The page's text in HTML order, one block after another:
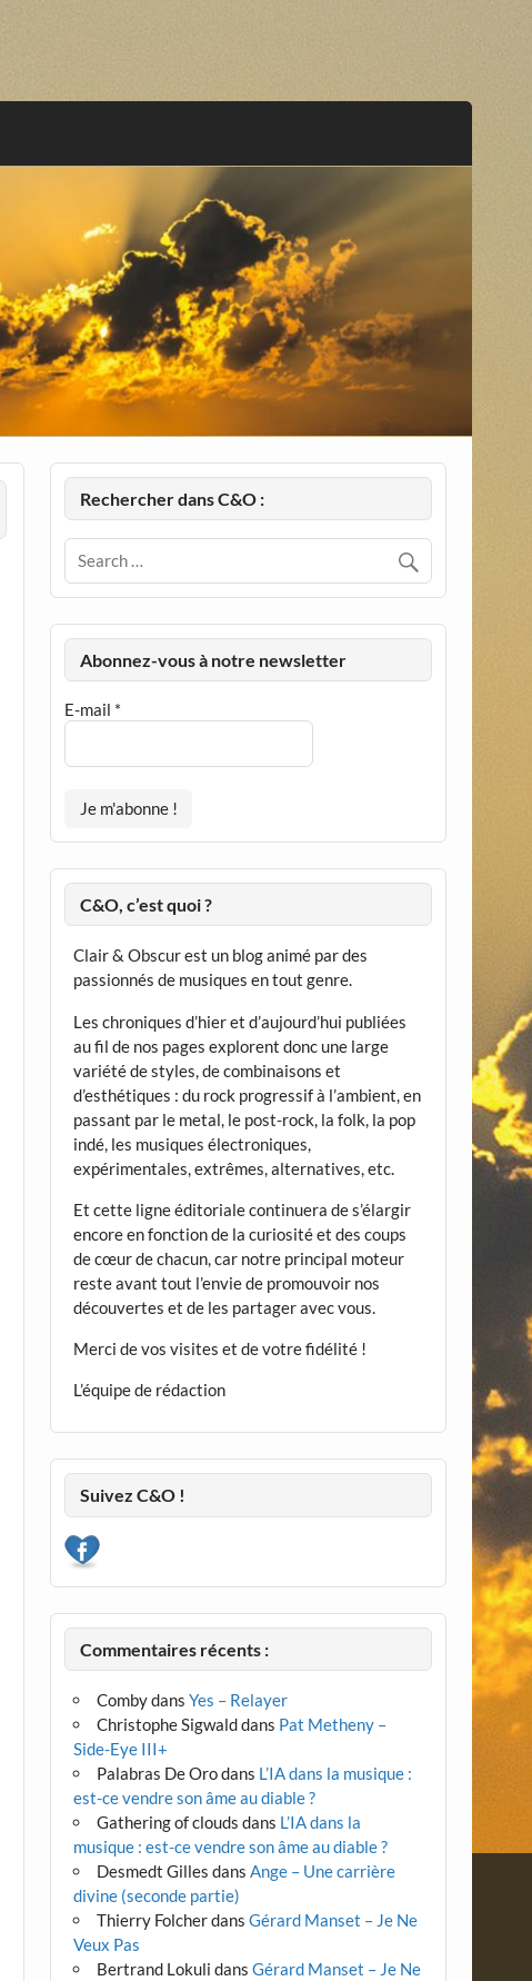
Rechercher dans C&O :
Abonnez-vous à notre newsletter
E-mail *
C&O, c’est quoi ?
Clair & Obscur est un blog animé par des
passionnés de musiques en tout genre.
Les chroniques d’hier et d’aujourd’hui publiées
au fil de nos pages explorent donc une large
variété de styles, de combinaisons et
d’esthétiques : du rock progressif à l’ambient, en
passant par le metal, le post-rock, la folk, la pop
indé, les musiques électroniques,
expérimentales, extrêmes, alternatives, etc.
Et cette ligne éditoriale continuera de s’élargir
encore en fonction de la curiosité et des coups
de cœur de chacun, car notre principal moteur
reste avant tout l’envie de promouvoir nos
découvertes et de les partager avec vous.
Merci de vos visites et de votre fidélité !
L’équipe de rédaction
Suivez C&O !
Commentaires récents :
CombydansYes – Relayer
Christophe Sigwalddans Pat Metheny –
Side-Eye III+
Palabras De Orodans L’IA dans la musique :
est-ce vendre son âme au diable ?
Gathering of clouds dans L’IA dans la
musique : est-ce vendre son âme au diable ?
Desmedt Gilles dansAnge – Une carrière
divine (seconde partie)
Thierry FolcherdansGérard Manset – Je Ne
Veux Pas
Bertrand Lokuli dansGérard Manset – Je Ne